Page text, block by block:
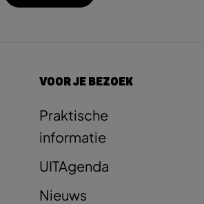
VOOR JE BEZOEK
Praktische
informatie
UITAgenda
Nieuws